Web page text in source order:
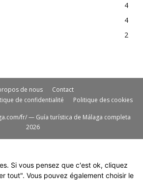
4
4
2
de nous
Contact
de confidentialité
Politique des cookies
fr/ — Guía turística de Málaga completa
2026
Si vous pensez que c'est ok, cliquez
tout". Vous pouvez également choisir le